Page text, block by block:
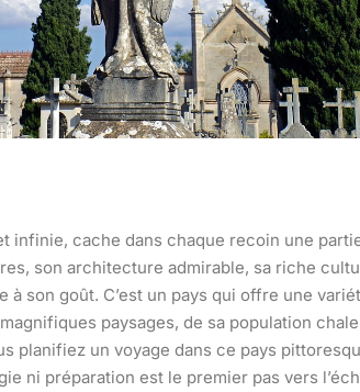
infinie, cache dans chaque recoin une
son architecture admirable, sa riche
son goût. C’est un pays qui offre une
paysages, de sa population
planifiez un voyage dans ce pays
ni préparation est le premier pas vers